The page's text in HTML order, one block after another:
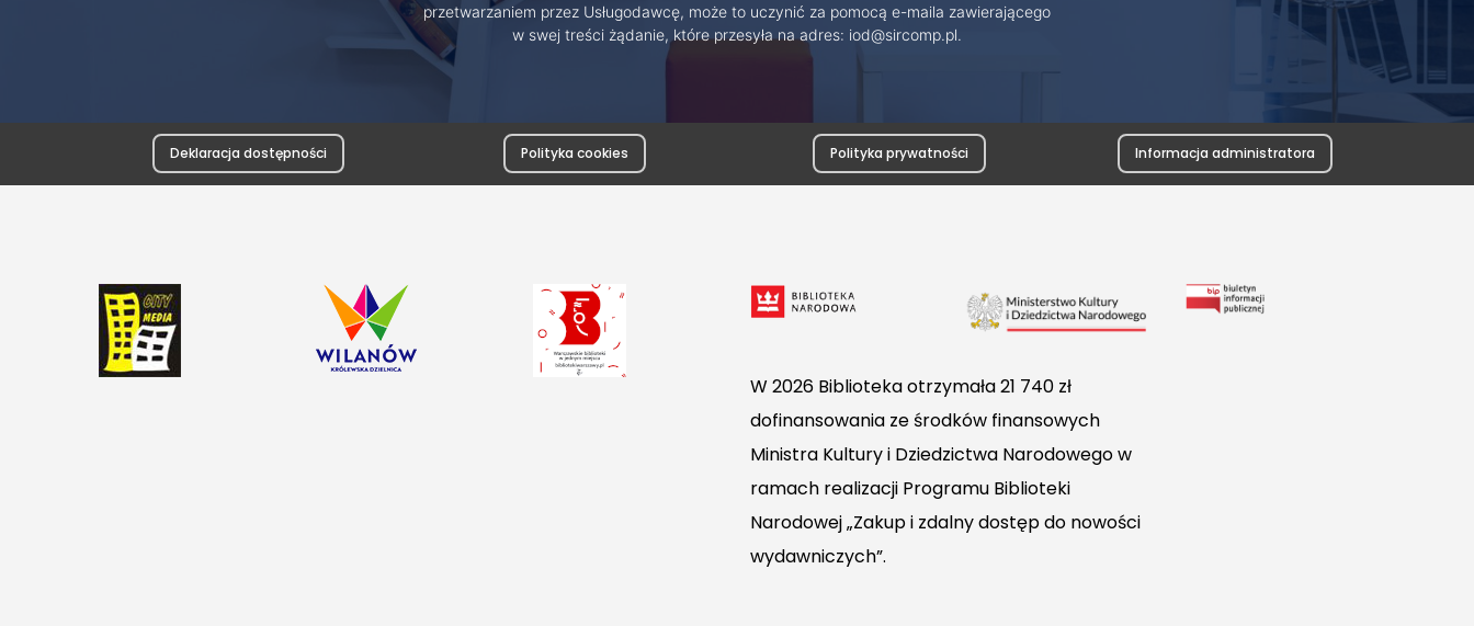
przetwarzaniem przez Usługodawcę, może to uczynić za pomocą e-maila zawierającego
w swej treści żądanie, które przesyła na adres: iod@sircomp.pl.
Deklaracja dostępności Polityka cookies Polityka prywatności Informacja administratora
W 2026 Biblioteka otrzymała 21 740 zł
dofinansowania ze środków finansowych
Ministra Kultury i Dziedzictwa Narodowego w
ramach realizacji Programu Biblioteki
Narodowej „Zakup i zdalny dostęp do nowości
wydawniczych”.
Link